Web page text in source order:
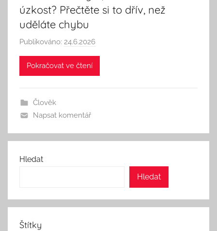
úzkost? Přečtěte si to dřív, než
uděláte chybu
Publikováno: 24.6.2026
u
e
T
Pokračovat ve čtení
Člověk
Napsat komentář
Hledat
Hledat
Štítky